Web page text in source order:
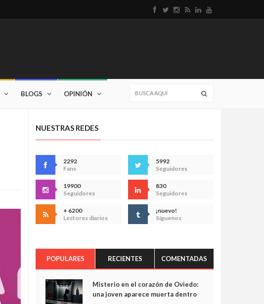
BLOGS OPINIÓN
NUESTRAS REDES
2292
Fans
5992
Seguidores
19900
Seguidores
830
Seguidores
+ 6200
Lectores diarios
¡nuevo!
Síguenos
POPULARES RECIENTES COMENTADAS
Misterio en el corazón de Oviedo:
una joven aparece muerta dentro